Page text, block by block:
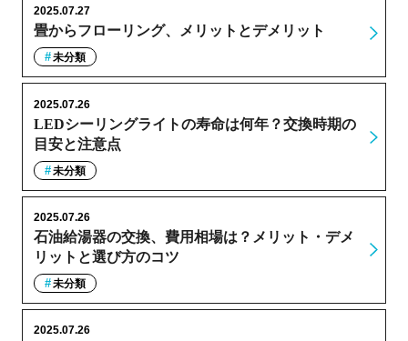
畳からフローリング、メリットとデメリット
2025.07.27
未分類
LEDシーリングライトの寿命は何年？交換時期の
目安と注意点
2025.07.26
未分類
石油給湯器の交換、費用相場は？メリット・デメ
リットと選び方のコツ
2025.07.26
未分類
2025.07.26